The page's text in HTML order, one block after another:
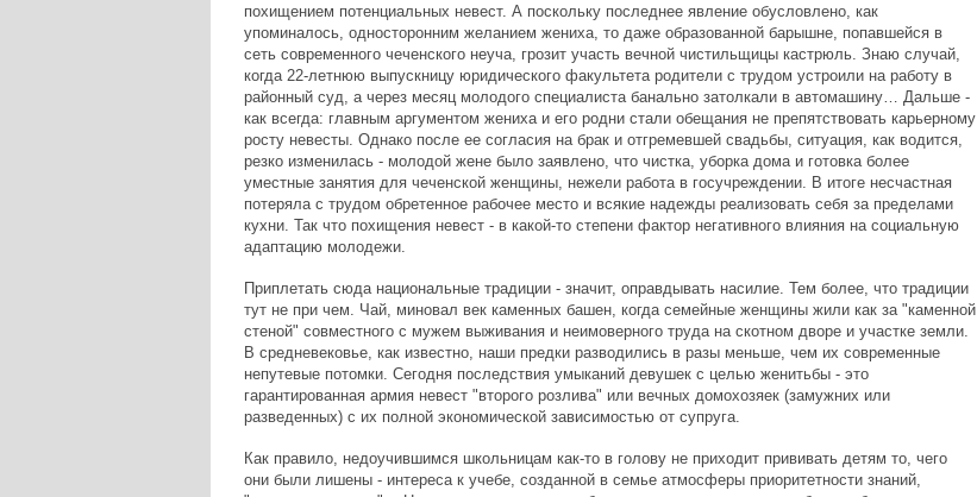
похищением потенциальных невест. А поскольку последнее явление обусловлено, как
упоминалось, односторонним желанием жениха, то даже образованной барышне, попавшейся в
сеть современного чеченского неуча, грозит участь вечной чистильщицы кастрюль. Знаю случай,
когда 22-летнюю выпускницу юридического факультета родители с трудом устроили на работу в
районный суд, а через месяц молодого специалиста банально затолкали в автомашину… Дальше -
как всегда: главным аргументом жениха и его родни стали обещания не препятствовать карьерному
росту невесты. Однако после ее согласия на брак и отгремевшей свадьбы, ситуация, как водится,
резко изменилась - молодой жене было заявлено, что чистка, уборка дома и готовка более
уместные занятия для чеченской женщины, нежели работа в госучреждении. В итоге несчастная
потеряла с трудом обретенное рабочее место и всякие надежды реализовать себя за пределами
кухни. Так что похищения невест - в какой-то степени фактор негативного влияния на социальную
адаптацию молодежи.
Приплетать сюда национальные традиции - значит, оправдывать насилие. Тем более, что традиции
тут не при чем. Чай, миновал век каменных башен, когда семейные женщины жили как за "каменной
стеной" совместного с мужем выживания и неимоверного труда на скотном дворе и участке земли.
В средневековье, как известно, наши предки разводились в разы меньше, чем их современные
непутевые потомки. Сегодня последствия умыканий девушек с целью женитьбы - это
гарантированная армия невест "второго розлива" или вечных домохозяек (замужних или
разведенных) с их полной экономической зависимостью от супруга.
Как правило, недоучившимся школьницам как-то в голову не приходит прививать детям то, чего
они были лишены - интереса к учебе, созданной в семье атмосферы приоритетности знаний,